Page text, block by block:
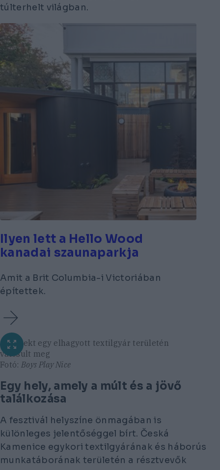
túlterhelt világban.
Ilyen lett a Hello Wood
kanadai szaunaparkja
Amit a Brit Columbia-i Victoriában
építettek.
A projekt egy elhagyott textilgyár területén
valósult meg
Fotó: Boys Play Nice
Egy hely, amely a múlt és a jövő
találkozása
A fesztivál helyszíne önmagában is
különleges jelentőséggel bírt. Česká
Kamenice egykori textilgyárának és háborús
munkatáborának területén a résztvevők